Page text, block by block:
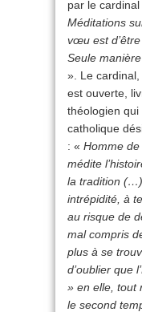
par le
Méditations
vœu est
Seule
». Le
est ouverte,
théologien qui
catholique
: « Homme de
médite
la tradition
intrépidité, à
au risque de
mal compris
plus à se
d’oublier que
» en elle, tout
le second